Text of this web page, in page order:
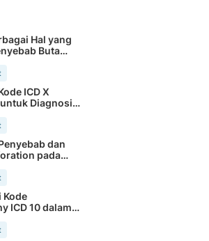
Hal yang
Buta
ICD X
Diagnosis
dan
pada
Kode
ICD 10 dalam
Pasien